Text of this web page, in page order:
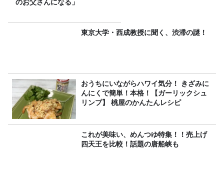
のお父さんになる」
東京大学・西成教授に聞く、渋滞の謎！
おうちにいながらハワイ気分！ きざみに
んにくで簡単！本格！【ガーリックシュ
リンプ】 桃屋のかんたんレシピ
これが美味い、めんつゆ特集！！売上げ
四天王を比較！話題の唐船峡も